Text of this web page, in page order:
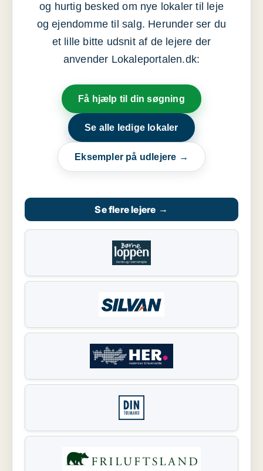
og hurtig besked om nye lokaler til leje
og ejendomme til salg. Herunder ser du
et lille bitte udsnit af de lejere der
anvender Lokaleportalen.dk:
Få hjælp til din søgning
Se alle ledige lokaler
Eksempler på udlejere →
Se flere lejere →